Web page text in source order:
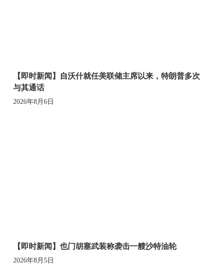
【即时新闻】自沃什就任美联储主席以来，特朗普多次
与其通话
2026年8月6日
【即时新闻】也门胡塞武装称袭击一艘沙特油轮
2026年8月5日